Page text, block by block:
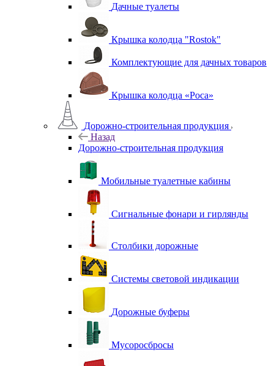
Дачные туалеты
Крышка колодца "Rostok"
Комплектующие для дачных товаров
Крышка колодца «Роса»
Дорожно-строительная продукция
Назад
Дорожно-строительная продукция
Мобильные туалетные кабины
Сигнальные фонари и гирлянды
Столбики дорожные
Системы световой индикации
Дорожные буферы
Мусоросбросы